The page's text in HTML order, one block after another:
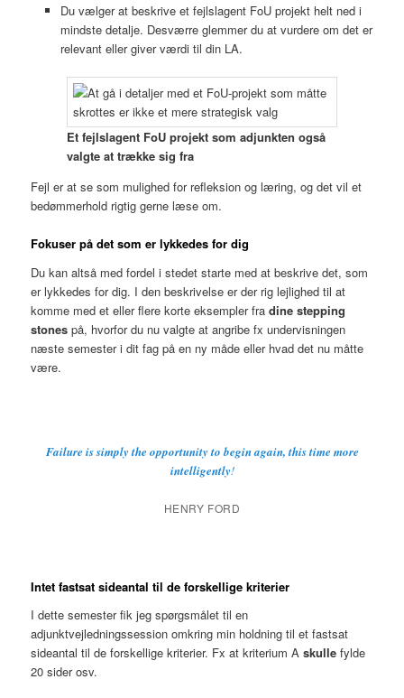
Du vælger at beskrive et fejlslagent FoU projekt helt ned i
mindste detalje. Desværre glemmer du at vurdere om det er
relevant eller giver værdi til din LA.
Et fejlslagent FoU projekt som adjunkten også
valgte at trække sig fra
Fejl er at se som mulighed for refleksion og læring, og det vil et
bedømmerhold rigtig gerne læse om.
Fokuser på det som er lykkedes for dig
Du kan altså med fordel i stedet starte med at beskrive det, som
er lykkedes for dig. I den beskrivelse er der rig lejlighed til at
komme med et eller flere korte eksempler fradine stepping
stones på, hvorfor du nu valgte at angribe fx undervisningen
næste semester i dit fag på en ny måde eller hvad det nu måtte
være.
Failure is simply the opportunity to begin again, this time more
intelligently!
HENRY FORD
Intet fastsat sideantal til de forskellige kriterier
I dette semester fik jeg spørgsmålet til en
adjunktvejledningssession omkring min holdning til et fastsat
sideantal til de forskellige kriterier. Fx at kriterium Askulle fylde
20 sider osv.